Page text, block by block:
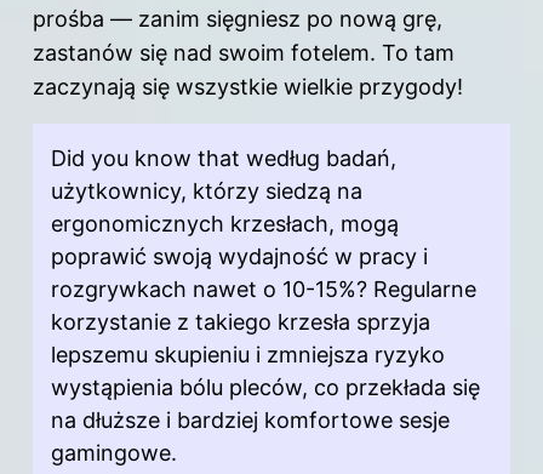
prośba — zanim sięgniesz po nową grę,
zastanów się nad swoim fotelem. To tam
zaczynają się wszystkie wielkie przygody!
Did you know that według badań,
użytkownicy, którzy siedzą na
ergonomicznych krzesłach, mogą
poprawić swoją wydajność w pracy i
rozgrywkach nawet o 10-15%? Regularne
korzystanie z takiego krzesła sprzyja
lepszemu skupieniu i zmniejsza ryzyko
wystąpienia bólu pleców, co przekłada się
na dłuższe i bardziej komfortowe sesje
gamingowe.